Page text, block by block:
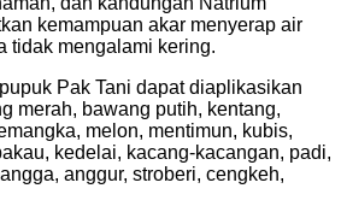
kemampuan akar menyerap air
tidak mengalami kering.
Pak Tani dapat diaplikasikan
merah, bawang putih, kentang,
melon, mentimun, kubis,
kedelai, kacang-kacangan, padi,
anggur, stroberi, cengkeh,